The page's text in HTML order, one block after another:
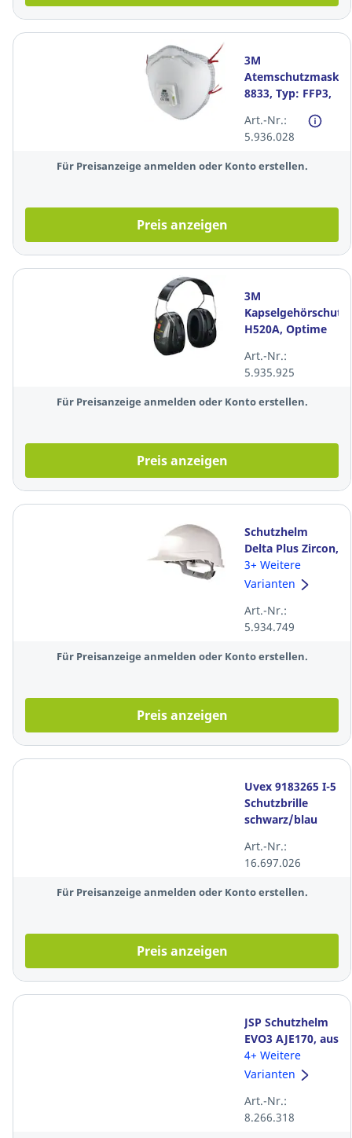
3M
Atemschutzmaske
8833, Typ: FFP3,
Stück
Art.-Nr.:
5.936.028
Für Preisanzeige anmelden oder Konto erstellen.
Preis anzeigen
3M
Kapselgehörschutz
H520A, Optime
grau/schwarz
Art.-Nr.:
5.935.925
Für Preisanzeige anmelden oder Konto erstellen.
Preis anzeigen
Schutzhelm
Delta Plus Zircon,
aus PE, Größe:
53 - 63cm, weiß
3+ Weitere
Varianten
Art.-Nr.:
5.934.749
Für Preisanzeige anmelden oder Konto erstellen.
Preis anzeigen
Uvex 9183265 I-5
Schutzbrille
schwarz/blau
Art.-Nr.:
16.697.026
Für Preisanzeige anmelden oder Konto erstellen.
Preis anzeigen
JSP Schutzhelm
EVO3 AJE170, aus
HDPE,
Drehverschluss,
4+ Weitere
Varianten
Art.-Nr.:
8.266.318